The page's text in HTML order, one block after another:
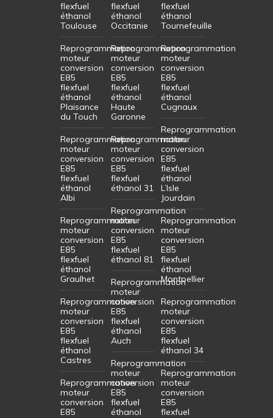
flexfuel
éthanol
Toulouse
Reprogrammation
moteur
conversion
E85
flexfuel
éthanol
Plaisance
du Touch
Reprogrammation
moteur
conversion
E85
flexfuel
éthanol
Albi
Reprogrammation
moteur
conversion
E85
flexfuel
éthanol
Graulhet
Reprogrammation
moteur
conversion
E85
flexfuel
éthanol
Castres
Reprogrammation
moteur
conversion
E85
flexfuel
éthanol
Occitanie
Reprogrammation
moteur
conversion
E85
flexfuel
éthanol
Haute
Garonne
Reprogrammation
moteur
conversion
E85
flexfuel
éthanol 31
Reprogrammation
moteur
conversion
E85
flexfuel
éthanol 81
Reprogrammation
moteur
conversion
E85
flexfuel
éthanol
Auch
Reprogrammation
moteur
conversion
E85
flexfuel
éthanol
flexfuel
éthanol
Tournefeuille
Reprogrammation
moteur
conversion
E85
flexfuel
éthanol
Cugnaux
Reprogrammation
moteur
conversion
E85
flexfuel
éthanol
L’Isle
Jourdain
Reprogrammation
moteur
conversion
E85
flexfuel
éthanol
Montpellier
Reprogrammation
moteur
conversion
E85
flexfuel
éthanol 34
Reprogrammation
moteur
conversion
E85
flexfuel